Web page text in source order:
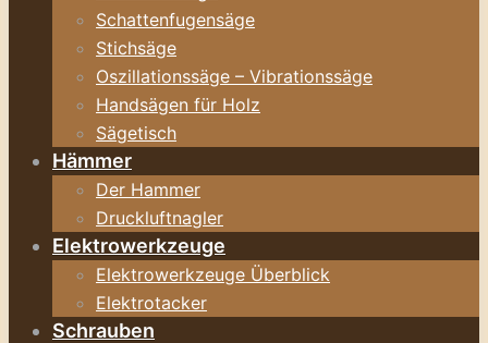
Schattenfugensäge
Stichsäge
Oszillationssäge – Vibrationssäge
Handsägen für Holz
Sägetisch
Hämmer
Der Hammer
Druckluftnagler
Elektrowerkzeuge
Elektrowerkzeuge Überblick
Elektrotacker
Schrauben